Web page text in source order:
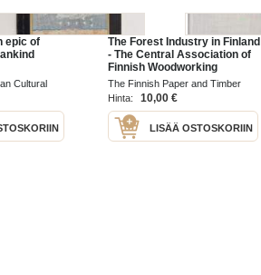
epic of
Cultural
The Forest Industry in Finland
- The Central Association of
Finnish Woodworking
Industries 1918-1968
The Finnish Paper and Timber
Journal 1968
Hinta: 10,00 €
LISÄÄ OSTOSKORIIN